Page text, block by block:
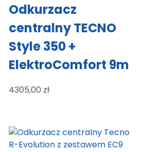
Odkurzacz
centralny TECNO
Style 350 +
ElektroComfort 9m
4305,00 zł